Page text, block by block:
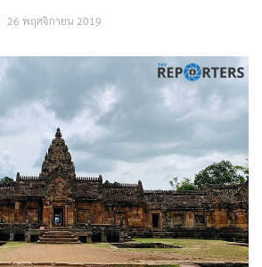
26 พฤศจิกายน 2019